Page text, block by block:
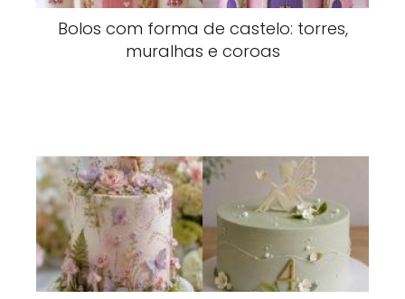
Bolos com forma de castelo: torres,
muralhas e coroas